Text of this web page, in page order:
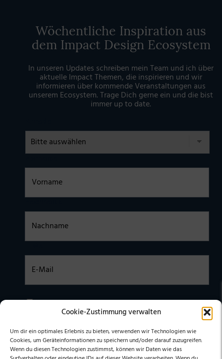
Cookie-Zustimmung verwalten
Um dir ein optimales Erlebnis zu bieten, verwenden wir Technologien wie
Cookies, um Geräteinformationen zu speichern und/oder darauf zuzugreifen.
Wenn du diesen Technologien zustimmst, können wir Daten wie das
Wöchentliche Inspiration aus
dem Impact Design Ecosystem
In unseren Updates schreiben mein Team und ich über
aktuelle Impact Themen, die inspirieren und wir
informieren über kommende Veranstaltungen aus
unserem Ecosystem. Trage Dich gerne ein und die bist
immer up to date.
genommen. Ich stimme zu, dass meine Daten elektronisch
Einwilligung jederzeit für die Zukunft per E-Mail an
stephan@stephangrabmeier.de widerrufen.)